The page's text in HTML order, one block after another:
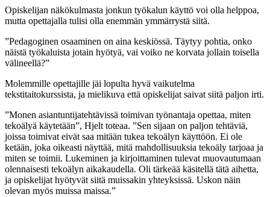
Opiskelijan näkökulmasta jonkun työkalun käyttö voi olla helppoa,
mutta opettajalla tulisi olla enemmän ymmärrystä siitä.
”Pedagoginen osaaminen on aina keskiössä. Täytyy pohtia, onko
näistä työkaluista jotain hyötyä, vai voiko ne korvata jollain toisella
välineellä?”
Molemmille opettajille jäi lopulta hyvä vaikutelma
tekstitaitokurssista, ja mielikuva että opiskelijat saivat siitä paljon irti.
”Monen asiantuntijatehtävissä toimivan työnantaja opettaa, miten
tekoälyä käytetään”, Hjelt toteaa. ”Sen sijaan on paljon tehtäviä,
joissa toimivat eivät saa mitään tukea tekoälyn käyttöön. Ei ole
ketään, joka oikeasti näyttää, mitä mahdollisuuksia tekoäly tarjoaa ja
miten se toimii. Lukeminen ja kirjoittaminen tulevat muovautumaan
olennaisesti tekoälyn aikakaudella. Oli tärkeää käsitellä tätä aihetta,
ja opiskelijat hyötyvät siitä muissakin yhteyksissä. Uskon näin
olevan myös muissa maissa.”